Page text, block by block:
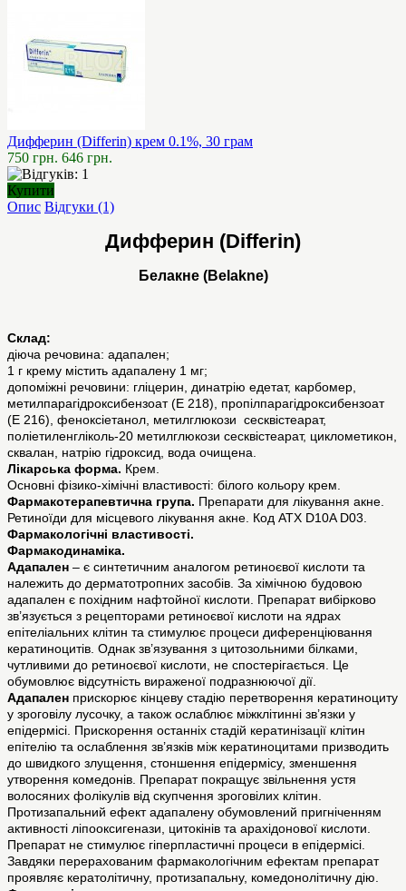
Дифферин (Differin) крем 0.1%, 30 грам
750 грн. 646 грн.
Купити
Опис Відгуки (1)
Дифферин (Differin)
Белакне (Belakne)
Склад:
діюча речовина: адапален;
1 г крему містить адапалену 1 мг;
допоміжні речовини: гліцерин, динатрію едетат, карбомер,
метилпарагідроксибензоат (Е 218), пропілпарагідроксибензоат
(Е 216), феноксіетанол, метилглюкози сесквістеарат,
поліетиленгліколь-20 метилглюкози сесквістеарат, циклометикон,
сквалан, натрію гідроксид, вода очищена.
Лікарська форма. Крем.
Основні фізико-хімічні властивості: білого кольору крем.
Фармакотерапевтична група. Препарати для лікування акне.
Ретиноїди для місцевого лікування акне. Код АТХ D10A D03.
Фармакологічні властивості.
Фармакодинаміка.
Адапален – є синтетичним аналогом ретиноєвої кислоти та
належить до дерматотропних засобів. За хімічною будовою
адапален є похідним нафтойної кислоти. Препарат вибірково
зв’язується з рецепторами ретиноєвої кислоти на ядрах
епітеліальних клітин та стимулює процеси диференціювання
кератиноцитів. Однак зв’язування з цитозольними білками,
чутливими до ретиноєвої кислоти, не спостерігається. Це
обумовлює відсутність вираженої подразнюючої дії.
Адапален прискорює кінцеву стадію перетворення кератиноциту
у зроговілу лусочку, а також ослаблює міжклітинні зв’язки у
епідермісі. Прискорення останніх стадій кератинізації клітин
епітелію та ослаблення зв’язків між кератиноцитами призводить
до швидкого злущення, стоншення епідермісу, зменшення
утворення комедонів. Препарат покращує звільнення устя
волосяних фолікулів від скупчення зроговілих клітин.
Протизапальний ефект адапалену обумовлений пригніченням
активності ліпооксигенази, цитокінів та арахідонової кислоти.
Препарат не стимулює гіперпластичні процеси в епідермісі.
Завдяки перерахованим фармакологічним ефектам препарат
проявляє кератолітичну, протизапальну, комедонолітичну дію.